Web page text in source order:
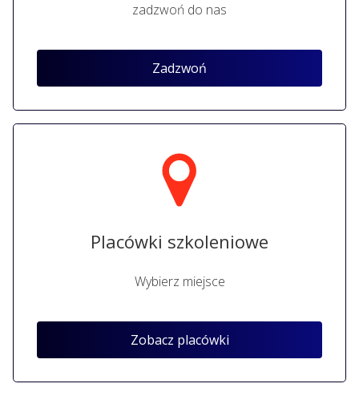
zadzwoń do nas
Zadzwoń
Placówki szkoleniowe
Wybierz miejsce
Zobacz placówki